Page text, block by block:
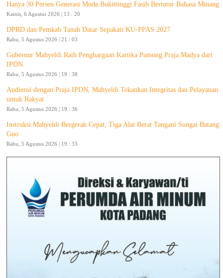
Hanya 30 Persen Generasi Muda Bukittinggi Fasih Bertutur Bahasa Minang
Kamis, 6 Agustus 2026 | 13 : 20
DPRD dan Pemkab Tanah Datar Sepakati KU-PPAS 2027
Rabu, 5 Agustus 2026 | 21 : 03
Gubernur Mahyeldi Raih Penghargaan Kartika Pamong Praja Madya dari
IPDN
Rabu, 5 Agustus 2026 | 19 : 38
Audiensi dengan Praja IPDN, Mahyeldi Tekankan Integritas dan Pelayanan
untuk Rakyat
Rabu, 5 Agustus 2026 | 19 : 36
Instruksi Mahyeldi Bergerak Cepat, Tiga Alat Berat Tangani Sungai Batang
Guo
Rabu, 5 Agustus 2026 | 19 : 33